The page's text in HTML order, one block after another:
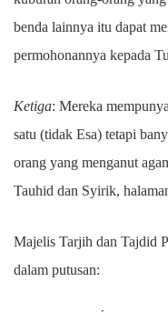
benda lainnya itu dapat
permohonannya kepada
Ketiga: Mereka
satu (tidak Esa) tetapi
orang yang menganut
Tauhid dan Syirik,
Majelis Tarjih dan Tajdid
dalam putusan: